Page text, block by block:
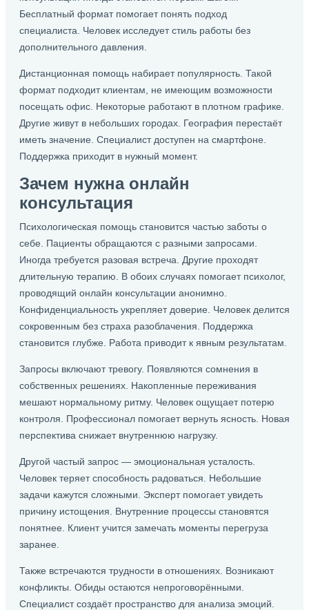
Бесплатный формат помогает понять подход
специалиста. Человек исследует стиль работы без
дополнительного давления.
Дистанционная помощь набирает популярность. Такой
формат подходит клиентам, не имеющим возможности
посещать офис. Некоторые работают в плотном графике.
Другие живут в небольших городах. География перестаёт
иметь значение. Специалист доступен на смартфоне.
Поддержка приходит в нужный момент.
Зачем нужна онлайн
консультация
Психологическая помощь становится частью заботы о
себе. Пациенты обращаются с разными запросами.
Иногда требуется разовая встреча. Другие проходят
длительную терапию. В обоих случаях помогает психолог,
проводящий онлайн консультации анонимно.
Конфиденциальность укрепляет доверие. Человек делится
сокровенным без страха разоблачения. Поддержка
становится глубже. Работа приводит к явным результатам.
Запросы включают тревогу. Появляются сомнения в
собственных решениях. Накопленные переживания
мешают нормальному ритму. Человек ощущает потерю
контроля. Профессионал помогает вернуть ясность. Новая
перспектива снижает внутреннюю нагрузку.
Другой частый запрос — эмоциональная усталость.
Человек теряет способность радоваться. Небольшие
задачи кажутся сложными. Эксперт помогает увидеть
причину истощения. Внутренние процессы становятся
понятнее. Клиент учится замечать моменты перегруза
заранее.
Также встречаются трудности в отношениях. Возникают
конфликты. Обиды остаются непроговорёнными.
Специалист создаёт пространство для анализа эмоций.